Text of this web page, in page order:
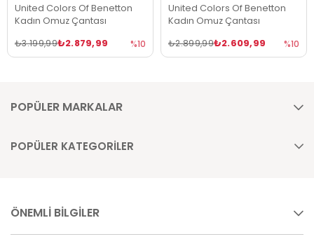
United Colors Of Benetton
Kadın Omuz Çantası
₺2.879,99
₺3.199,99 %10
United Colors Of Benetton
Kadın Omuz Çantası
₺2.609,99
₺2.899,99 %10
POPÜLER MARKALAR
POPÜLER KATEGORİLER
ÖNEMLİ BİLGİLER